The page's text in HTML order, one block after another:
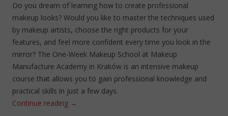
Do you dream of learning how to create professional
makeup looks? Would you like to master the techniques used
by makeup artists, choose the right products for your
features, and feel more confident every time you look in the
mirror? The One-Week Makeup School at Makeup
Manufacture Academy in Kraków is an intensive makeup
course that allows you to gain professional knowledge and
practical skills in just a few days.
Continue reading →